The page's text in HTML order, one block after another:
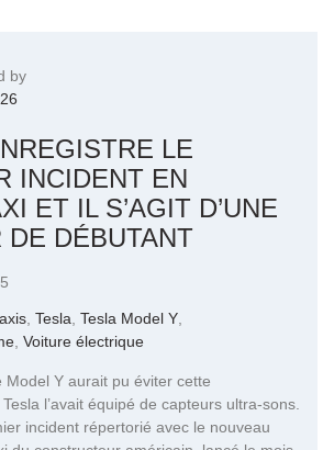
by
LE
INCIDENT EN
ET IL S’AGIT D’UNE
DE DÉBUTANT
Tesla Tesla Model Y
Voiture électrique
Model Y aurait pu éviter cette
l’avait équipé de capteurs ultra-sons.
incident répertorié avec le nouveau